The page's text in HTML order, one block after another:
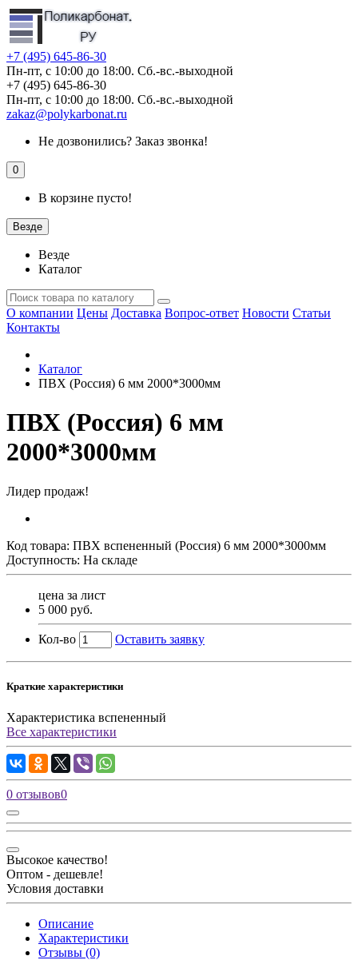
+7 (495) 645-86-30
Пн-пт, с 10:00 до 18:00. Сб.-вс.-выходной
+7 (495) 645-86-30
Пн-пт, с 10:00 до 18:00. Сб.-вс.-выходной
zakaz@polykarbonat.ru
Не дозвонились? Заказ звонка!
0
В корзине пусто!
Везде
Везде
Каталог
О компании Цены Доставка Вопрос-ответ Новости Статьи
Контакты
Каталог
ПВХ (Россия) 6 мм 2000*3000мм
ПВХ (Россия) 6 мм
2000*3000мм
Лидер продаж!
Код товара: ПВХ вспененный (Россия) 6 мм 2000*3000мм
Доступность: На складе
цена за лист
5 000 руб.
Кол-во Оставить заявку
Краткие характеристики
Характеристика вспененный
Все характеристики
0 отзывов0
Высокое качество!
Оптом - дешевле!
Условия доставки
Описание
Характеристики
Отзывы (0)